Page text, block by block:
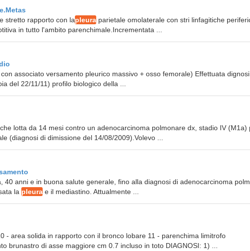
stretto rapporto con lapleura parietale omolaterale con stri linfagitiche
in tutto l'ambito parenchimale.Incrementata ...
con associato versamento pleurico massivo + osso femorale) Effettuata dignosi
del 22/11/11) profilo biologico della ...
lotta da 14 mesi contro un adenocarcinoma polmonare dx, stadio IV (M1a)
(diagnosi di dimissione del 14/08/2009).Volevo ...
40 anni e in buona salute generale, fino alla diagnosi di adenocarcinoma
la pleura e il mediastino. Attualmente ...
- area solida in rapporto con il bronco lobare 11 - parenchima limitrofo
brunastro di asse maggiore cm 0.7 incluso in toto DIAGNOSI: 1) ...